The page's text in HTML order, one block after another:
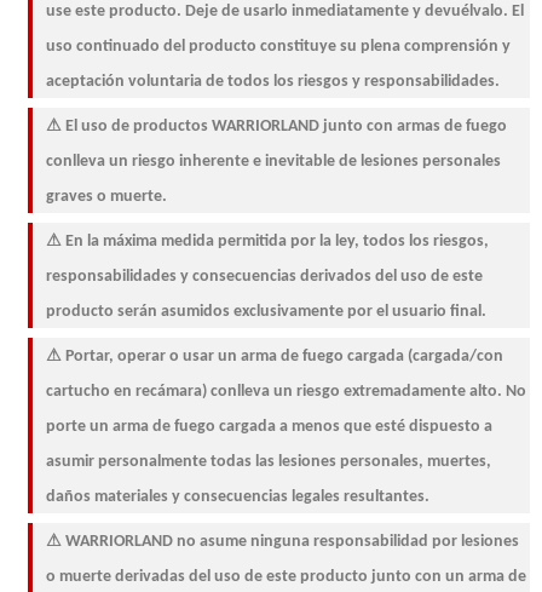
use este producto. Deje de usarlo inmediatamente y devuélvalo. El
uso continuado del producto constituye su plena comprensión y
aceptación voluntaria de todos los riesgos y responsabilidades.
⚠ El uso de productos WARRIORLAND junto con armas de fuego
conlleva un riesgo inherente e inevitable de lesiones personales
graves o muerte.
⚠ En la máxima medida permitida por la ley, todos los riesgos,
responsabilidades y consecuencias derivados del uso de este
producto serán asumidos exclusivamente por el usuario final.
⚠ Portar, operar o usar un arma de fuego cargada (cargada/con
cartucho en recámara) conlleva un riesgo extremadamente alto. No
porte un arma de fuego cargada a menos que esté dispuesto a
asumir personalmente todas las lesiones personales, muertes,
daños materiales y consecuencias legales resultantes.
⚠ WARRIORLAND no asume ninguna responsabilidad por lesiones
o muerte derivadas del uso de este producto junto con un arma de